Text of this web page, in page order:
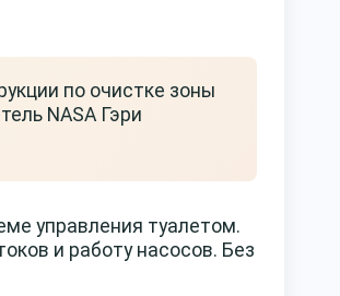
по очистке зоны
NASA Гэри
управления туалетом.
и работу насосов. Без